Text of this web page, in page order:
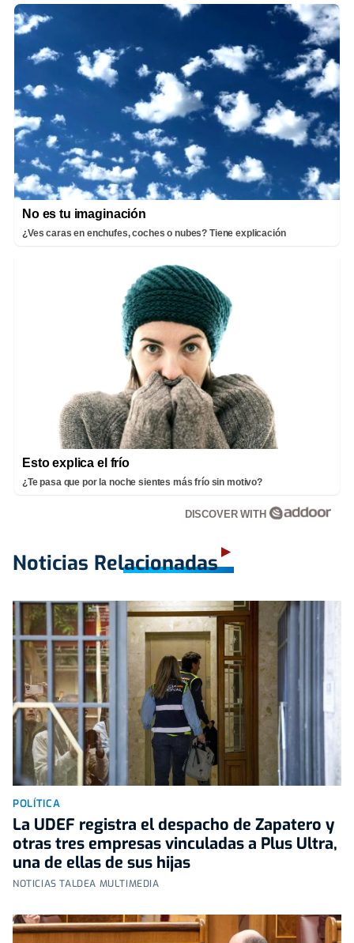
No es tu imaginación
¿Ves caras en enchufes, coches o nubes? Tiene explicación
Esto explica el frío
¿Te pasa que por la noche sientes más frío sin motivo?
DISCOVER WITH
Noticias Relacionadas
POLÍTICA
La UDEF registra el despacho de Zapatero y
otras tres empresas vinculadas a Plus Ultra,
una de ellas de sus hijas
NOTICIAS TALDEA MULTIMEDIA